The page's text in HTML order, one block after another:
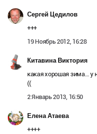
Сергей Цедилов
+++
19 Ноябрь 2012, 16:28
Китавина Виктория
какая хорошая зима… у
((
2 Январь 2013, 16:50
Елена Атаева
++++